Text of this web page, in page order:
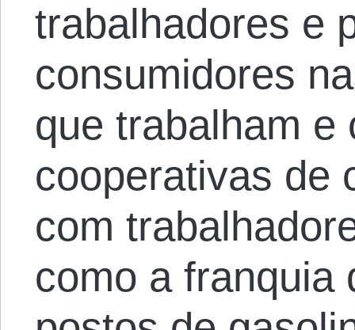
trabalhadores e
consumidores
que trabalham e
cooperativas de
com
como a franquia